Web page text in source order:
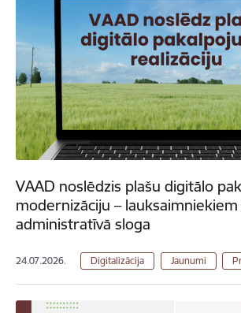
VAAD noslēdzis plašu digitālo
modernizāciju –
administratīvā sloga
24.07.2026. Digitalizācija Jaunumi